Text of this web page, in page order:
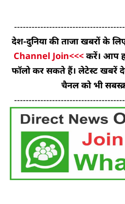
देश-दुनिया की ताजा खबरों के
Channel Join<<< करें। आप
फॉलो कर सकते हैं। लेटेस्ट खबरें
चैनल को भी